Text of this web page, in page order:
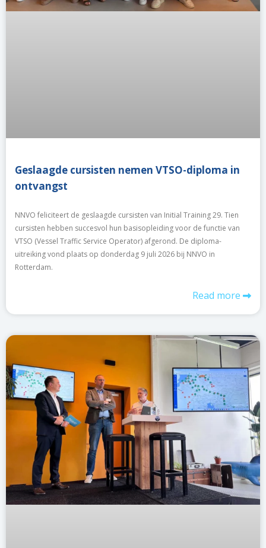
Geslaagde cursisten nemen VTSO-diploma in
ontvangst
NNVO feliciteert de geslaagde cursisten van Initial Training 29. Tien
cursisten hebben succesvol hun basisopleiding voor de functie van
VTSO (Vessel Traffic Service Operator) afgerond. De diploma-
uitreiking vond plaats op donderdag 9 juli 2026 bij NNVO in
Rotterdam.
Read more